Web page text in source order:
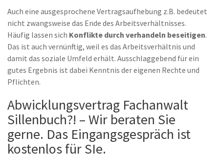
Auch eine ausgesprochene Vertragsaufhebung z.B. bedeutet
nicht zwangsweise das Ende des Arbeitsverhältnisses.
Häufig lassen sich Konflikte durch verhandeln beseitigen.
Das ist auch vernünftig, weil es das Arbeitsverhältnis und
damit das soziale Umfeld erhält. Ausschlaggebend für ein
gutes Ergebnis ist dabei Kenntnis der eigenen Rechte und
Pflichten.
Abwicklungsvertrag Fachanwalt
Sillenbuch?! – Wir beraten Sie
gerne. Das Eingangsgespräch ist
kostenlos für SIe.